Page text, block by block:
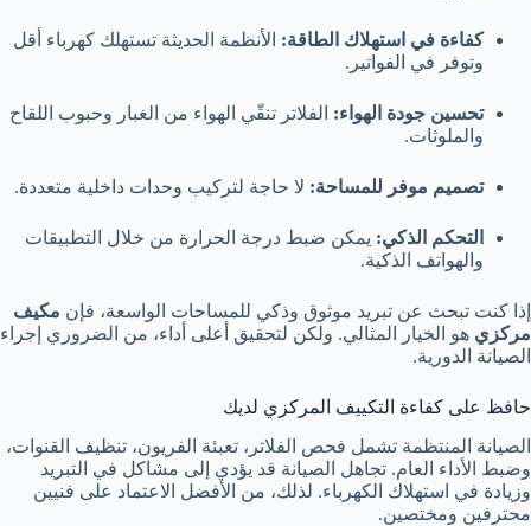
كفاءة في استهلاك الطاقة: الأنظمة الحديثة تستهلك كهرباء أقل
وتوفر في الفواتير.
تحسين جودة الهواء: الفلاتر تنقّي الهواء من الغبار وحبوب اللقاح
والملوثات.
تصميم موفر للمساحة: لا حاجة لتركيب وحدات داخلية متعددة.
التحكم الذكي: يمكن ضبط درجة الحرارة من خلال التطبيقات
والهواتف الذكية.
إذا كنت تبحث عن تبريد موثوق وذكي للمساحات الواسعة، فإن مكيف
مركزي هو الخيار المثالي. ولكن لتحقيق أعلى أداء، من الضروري إجراء
الصيانة الدورية.
حافظ على كفاءة التكييف المركزي لديك
الصيانة المنتظمة تشمل فحص الفلاتر، تعبئة الفريون، تنظيف القنوات،
وضبط الأداء العام. تجاهل الصيانة قد يؤدي إلى مشاكل في التبريد
وزيادة في استهلاك الكهرباء. لذلك، من الأفضل الاعتماد على فنيين
محترفين ومختصين.